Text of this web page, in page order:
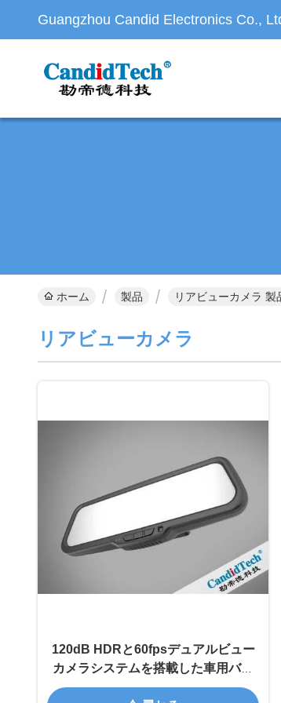
Guangzhou Candid Electronics Co.,
ホーム 製品 リアビューカメラ 製
リアビューカメラ
120dB HDRと60fpsデュアルビュー
カメラシステムを搭載した車用バッ
クミラーカメラ、アンチグレア機能